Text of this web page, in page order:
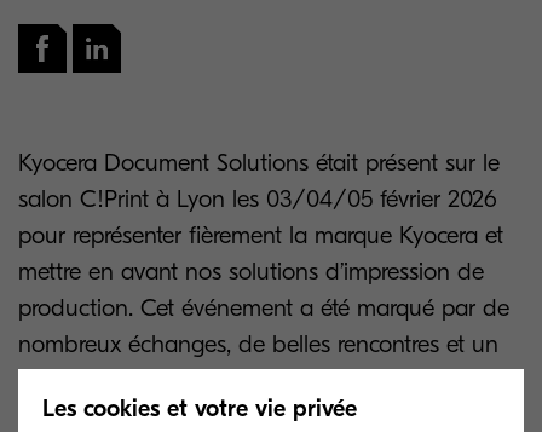
Kyocera Document Solutions était présent sur le
salon C!Print à Lyon les 03/04/05 février 2026
pour représenter fièrement la marque Kyocera et
mettre en avant nos solutions d’impression de
production. Cet événement a été marqué par de
nombreux échanges, de belles rencontres et un
Les cookies et votre vie privée